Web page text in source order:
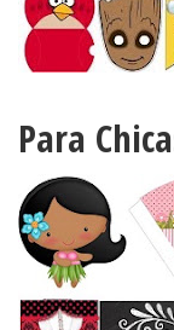
Para